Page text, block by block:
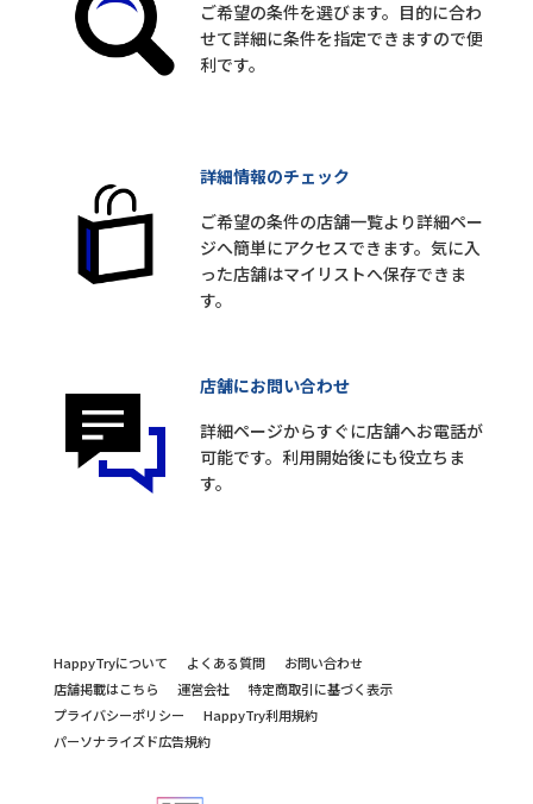
ご希望の条件を選びます。目的に合わ
せて詳細に条件を指定できますので便
利です。
詳細情報のチェック
ご希望の条件の店舗一覧より詳細ペー
ジへ簡単にアクセスできます。気に入
った店舗はマイリストへ保存できま
す。
店舗にお問い合わせ
詳細ページからすぐに店舗へお電話が
可能です。利用開始後にも役立ちま
す。
HappyTryについて よくある質問
お問い合わせ
店舗掲載はこちら
運営会社
特定商取引に基づく表示
プライバシーポリシー
HappyTry利用規約
パーソナライズド広告規約